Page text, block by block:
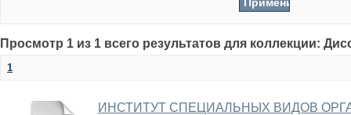
Просмотр 1 из 1 всего результатов для коллекции:
1
ИНСТИТУТ СПЕЦИАЛЬНЫХ ВИДОВ